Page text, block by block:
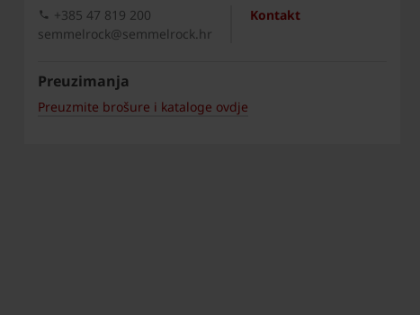
Kontakt
+385 47 819 200​
semmelrock@semmelrock.hr
Preuzimanja
Preuzmite brošure i kataloge ovdje